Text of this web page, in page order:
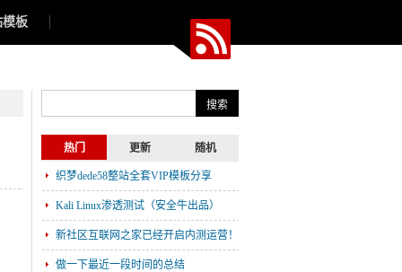
模板
热门 更新 随机
织梦dede58整站全套VIP模板分享
Kali Linux渗透测试（安全牛出品）
新社区互联网之家已经开启内测运营！
做一下最近一段时间的总结